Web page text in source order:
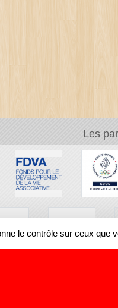
Les
le contrôle sur ceux que